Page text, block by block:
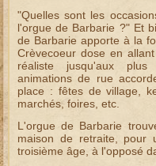
"Quelles sont les
l'orgue de Barbarie ?" Et
de Barbarie apporte à la
Crèvecoeur dose en
réaliste jusqu'aux
animations de rue
place : fêtes de village ,
marchés, foires, etc.
L'orgue de Barbarie
maison de retraite, pour
troisième âge , à l'opposé